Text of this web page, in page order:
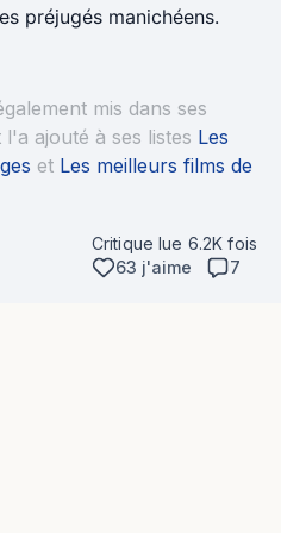
préjugés manichéens.
mis dans ses
ajouté à ses listes Les
et Les meilleurs films de
Critique lue 6.2K fois
63 j'aime
7